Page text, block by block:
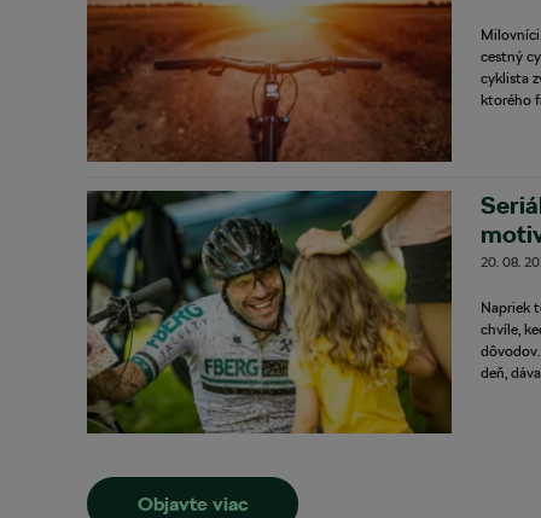
cestný
cyklista
ktorého
20. 08.
Napriek
chvíle,
deň,
Objavte viac